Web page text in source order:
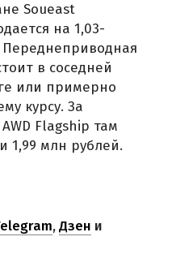
Soueast
на 1,03-
в соседней
или примерно
курсу. За
Flagship там
1,99 млн рублей.
,Дзен и